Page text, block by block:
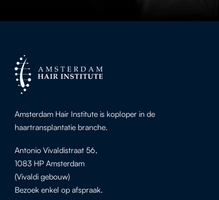
Amsterdam Hair Institute is koploper in de
haartransplantatie branche.
Antonio Vivaldistraat 56,
1083 HP Amsterdam
(Vivaldi gebouw)
Bezoek enkel op afspraak.